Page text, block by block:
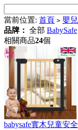
當前位置: 首頁 > 嬰
品牌： 全部 BabySafe
相關商品24個
babysafe實木兒童安